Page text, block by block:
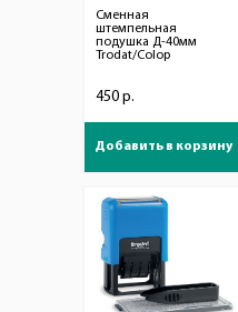
Сменная
штемпельная
подушка Д-40мм
Trodat/Colop
450 р.
Добавить в корзину